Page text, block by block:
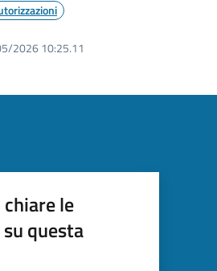
2026 10:25.11
le
questa